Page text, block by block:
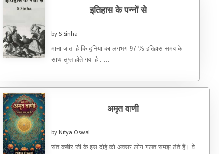
इतिहास के पन्नों से
by S Sinha
माना जाता है कि दुनिया का लगभग 97 % इतिहास समय के
साथ लुप्त होते गया है . ...
अमृत वाणी
by Nitya Oswal
संत कबीर जी के इस दोहे को अक्सर लोग गलत समझ लेते हैं। वे